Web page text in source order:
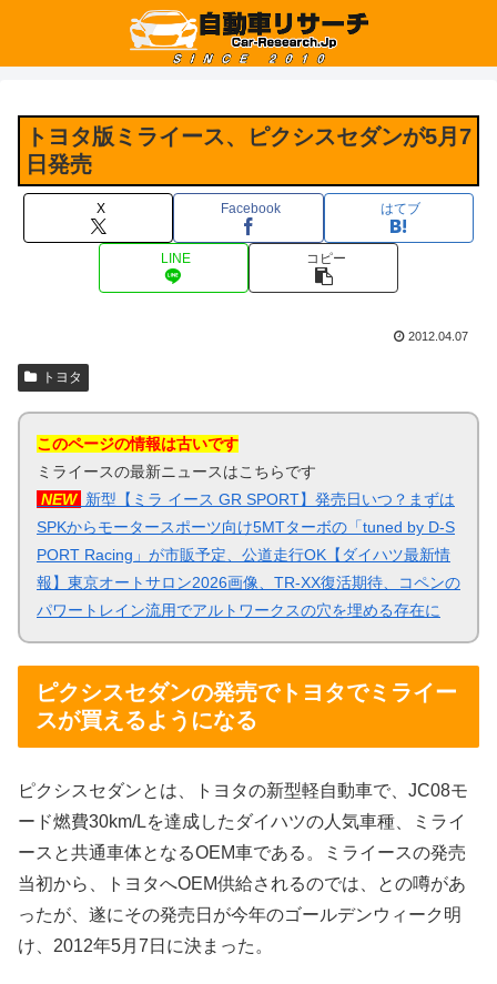
トヨタ版ミライース、ピクシスセダンが5月7
日発売
X Facebook はてブ
LINE コピー
2012.04.07
トヨタ
このページの情報は古いです
ミライースの最新ニュースはこちらです
NEW 新型【ミラ イース GR SPORT】発売日いつ？まずは
SPKからモータースポーツ向け5MTターボの「tuned by D-S
PORT Racing」が市販予定、公道走行OK【ダイハツ最新情
報】東京オートサロン2026画像、TR-XX復活期待、コペンの
パワートレイン流用でアルトワークスの穴を埋める存在に
ピクシスセダンの発売でトヨタでミライー
スが買えるようになる
ピクシスセダンとは、トヨタの新型軽自動車で、JC08モ
ード燃費30km/Lを達成したダイハツの人気車種、ミライ
ースと共通車体となるOEM車である。ミライースの発売
当初から、トヨタへOEM供給されるのでは、との噂があ
ったが、遂にその発売日が今年のゴールデンウィーク明
け、2012年5月7日に決まった。